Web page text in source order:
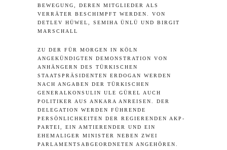
BEWEGUNG, DEREN MITGLIEDER ALS
VERRÄTER BESCHIMPFT WERDEN. VON
DETLEV HÜWEL, SEMIHA ÜNLÜ UND BIRGIT
MARSCHALL
ZU DER FÜR MORGEN IN KÖLN
ANGEKÜNDIGTEN DEMONSTRATION VON
ANHÄNGERN DES TÜRKISCHEN
STAATSPRÄSIDENTEN ERDOGAN WERDEN
NACH ANGABEN DER TÜRKISCHEN
GENERALKONSULIN ULE GÜREL AUCH
POLITIKER AUS ANKARA ANREISEN. DER
DELEGATION WERDEN FÜHRENDE
PERSÖNLICHKEITEN DER REGIERENDEN AKP-
PARTEI, EIN AMTIERENDER UND EIN
EHEMALIGER MINISTER NEBEN ZWEI
PARLAMENTSABGEORDNETEN ANGEHÖREN.